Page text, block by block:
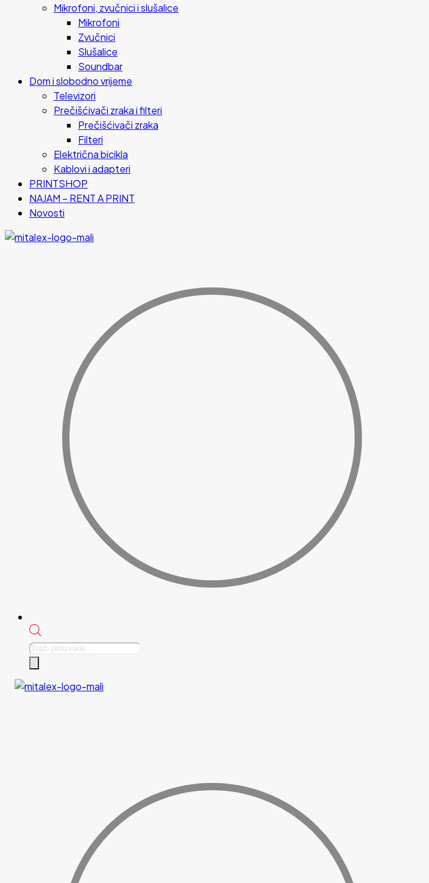
Mikrofoni, zvučnici i slušalice
Mikrofoni
Zvučnici
Slušalice
Soundbar
Dom i slobodno vrijeme
Televizori
Prečišćivači zraka i filteri
Prečišćivači zraka
Filteri
Električna bicikla
Kablovi i adapteri
PRINTSHOP
NAJAM – RENT A PRINT
Novosti
Products
search